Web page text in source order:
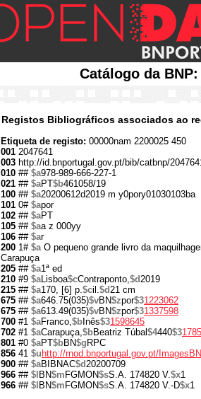
Catálogo da
Registos Bibliográficos associados ao
Etiqueta de registo: 00000nam 2200025 450
001 2047641
003 http://id.bnportugal.gov.pt/bib/catbnp/
010 ## $a978-989-666-227-1
021 ## $aPT$b461058/19
100 ## $a20200612d2019 m y0pory01030103ba
101 0# $apor
102 ## $aPT
105 ## $aa z 000yy
106 ## $ar
200 1# $aO pequeno grande livro da
Carapuça
205 ## $a1ª ed
210 #9 $aLisboa$cContraponto,$d2019
215 ## $a170, [6] p.$cil.$d21 cm
675 ## $a646.75(035)$vBN$zpor$31223062
675 ## $a613.49(035)$vBN$zpor$31337598
700 #1 $aFranco,$b Inês$31598645
702 #1 $aCarapuça,$bBeatriz Túbal$4440$3
801 #0 $aPT$bBN$g RPC
856 41 $u http://rnod.bnportugal.gov.pt/
900 ## $aBIBNAC$d20200709
966 ## $l BN$m FGMON$sS.A. 174820 V.$x1
966 ## $l BN$m FGMON$sS.A. 174820 V.-D$x1